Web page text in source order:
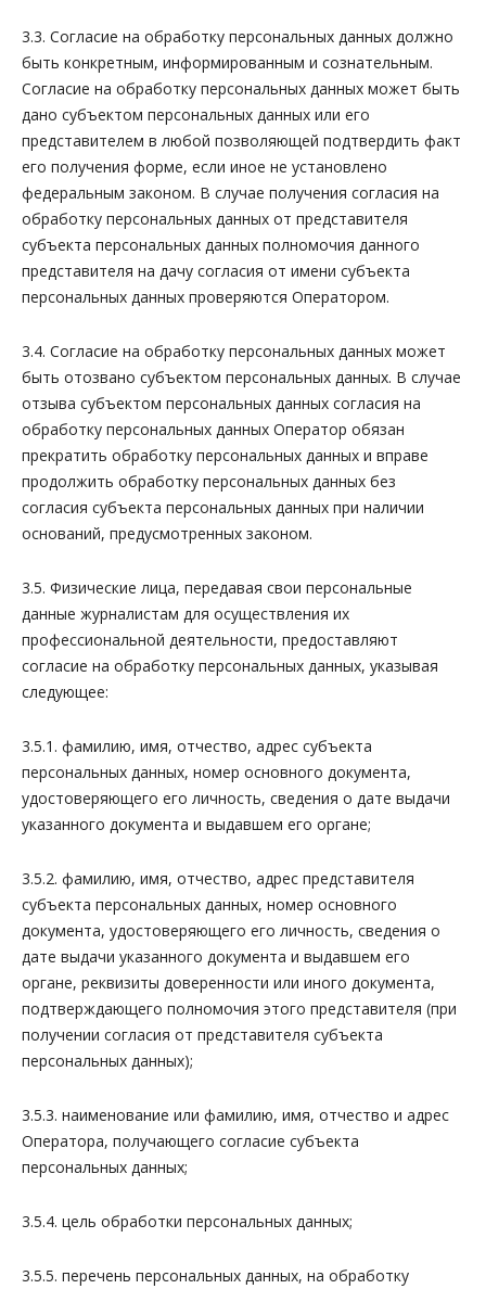
3.3. Согласие на обработку персональных данных должно
быть конкретным, информированным и сознательным.
Согласие на обработку персональных данных может быть
дано субъектом персональных данных или его
представителем в любой позволяющей подтвердить факт
его получения форме, если иное не установлено
федеральным законом. В случае получения согласия на
обработку персональных данных от представителя
субъекта персональных данных полномочия данного
представителя на дачу согласия от имени субъекта
персональных данных проверяются Оператором.
3.4. Согласие на обработку персональных данных может
быть отозвано субъектом персональных данных. В случае
отзыва субъектом персональных данных согласия на
обработку персональных данных Оператор обязан
прекратить обработку персональных данных и вправе
продолжить обработку персональных данных без
согласия субъекта персональных данных при наличии
оснований, предусмотренных законом.
3.5. Физические лица, передавая свои персональные
данные журналистам для осуществления их
профессиональной деятельности, предоставляют
согласие на обработку персональных данных, указывая
следующее:
3.5.1. фамилию, имя, отчество, адрес субъекта
персональных данных, номер основного документа,
удостоверяющего его личность, сведения о дате выдачи
указанного документа и выдавшем его органе;
3.5.2. фамилию, имя, отчество, адрес представителя
субъекта персональных данных, номер основного
документа, удостоверяющего его личность, сведения о
дате выдачи указанного документа и выдавшем его
органе, реквизиты доверенности или иного документа,
подтверждающего полномочия этого представителя (при
получении согласия от представителя субъекта
персональных данных);
3.5.3. наименование или фамилию, имя, отчество и адрес
Оператора, получающего согласие субъекта
персональных данных;
3.5.4. цель обработки персональных данных;
3.5.5. перечень персональных данных, на обработку